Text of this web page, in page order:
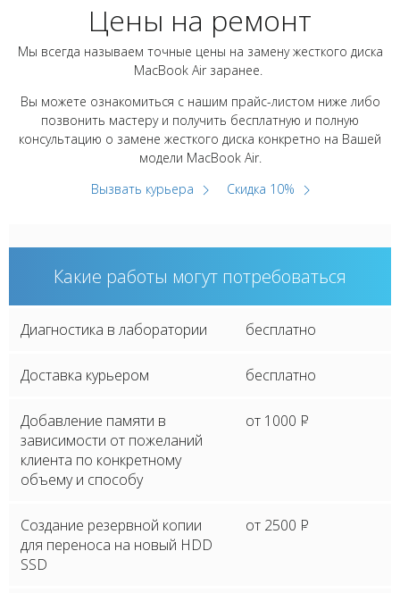
Цены на ремонт
Мы всегда называем точные цены на замену жесткого диска
MacBook Air заранее.
Вы можете ознакомиться с нашим прайс-листом ниже либо
позвонить мастеру и получить бесплатную и полную
консультацию о замене жесткого диска конкретно на Вашей
модели MacBook Air.
Вызвать курьера
Скидка 10%
Какие работы могут потребоваться
Диагностика в лаборатории бесплатно
Доставка курьером бесплатно
Добавление памяти в
зависимости от пожеланий
клиента по конкретному
объему и способу
от 1000 P
Создание резервной копии
для переноса на новый HDD
SSD
от 2500 P